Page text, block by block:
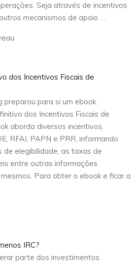
Seja através de incentivos
mecanismos de apoio …
dos Incentivos Fiscais de
preparou para si um ebook
dos Incentivos Fiscais de
aborda diversos incentivos,
RFAI, PAPN e PRR, informando
de elegibilidade, as taxas de
entre outras informações
Para obter o ebook e ficar a
IRC?
parte dos investimentos